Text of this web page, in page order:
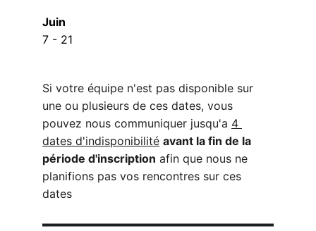
Juin
7 - 21
Si votre équipe n'est pas disponible sur
une ou plusieurs de ces dates, vous
pouvez nous communiquer jusqu'a 4
dates d'indisponibilité avant la fin de la
période d'inscription afin que nous ne
planifions pas vos rencontres sur ces
dates